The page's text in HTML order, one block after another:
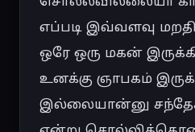
எப்படி இவ்வளவு
ஒரே ஒரு மகன்
உனக்கு ஞாபகம்
இல்லையான்னு